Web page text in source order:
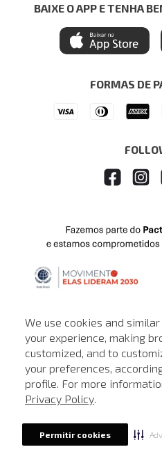
We use cookies and
your experience, making
customized, and to
your preferences,
profile. For more
Privacy Policy.
Permitir cookies
Painel de Privacidade
Central de Preferências
Ética e Sustentabilidade
Regulamentos
Seja um Revendedor
Azul Fidelidade
Mastercard
Itau Personnalite
BAIXE O APP E TENHA
FORMAS DE
© © Copyright 2000-2026 - Todos
John John reserva-se no direito
Em caso de
Horário de Atendimentodas 8h às